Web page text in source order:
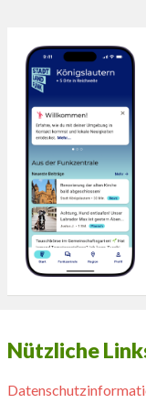
Nützliche